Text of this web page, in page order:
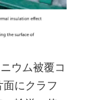
ウム被覆コ
にクラフ